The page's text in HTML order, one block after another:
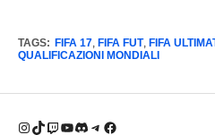
TAGS: FIFA 17, FIFA FUT, FIFA
QUALIFICAZIONI MONDIALI
Instagram
TikTok
Twitch
YouTube
Discord
Telegram
Facebook